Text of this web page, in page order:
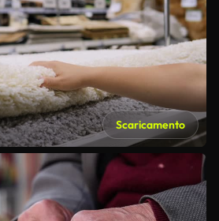
Scaricamento